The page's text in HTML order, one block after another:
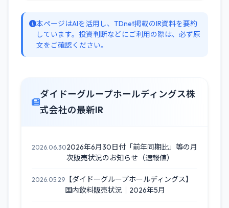
本ページはAIを活用し、TDnet掲載のIR資料を要約
しています。投資判断などにご利用の際は、必ず原
文をご確認ください。
ダイドーグループホールディングス株
式会社の最新IR
2026.06.302026年6月30日付「前年同期比」等の月
次販売状況のお知らせ（速報値）
2026.05.29 【ダイドーグループホールディングス】
国内飲料販売状況｜2026年5月